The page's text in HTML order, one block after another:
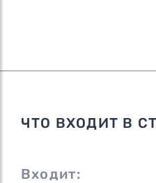
ЧТО ВХОДИТ В
Входит: